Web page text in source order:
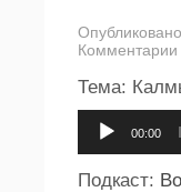
Комментарии
Тема:
00:00
Подкаст: